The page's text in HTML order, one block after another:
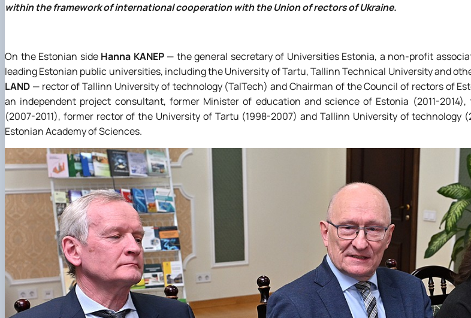
within the framework of international cooperation with the Union of rectors of Ukraine.
On the Estonian side Hanna KANEP— the general secretary of Universities Estonia, a non-profit
leading Estonian public universities, including the University of Tartu, Tallinn Technical University and
LAND — rector of Tallinn University of technology (TalTech) and Chairman of the Council of rectors of
an independent project consultant, former Minister of education and science of Estonia (2011-
(2007-2011), former rector of the University of Tartu (1998-2007) and Tallinn University of technology
Estonian Academy of Sciences.